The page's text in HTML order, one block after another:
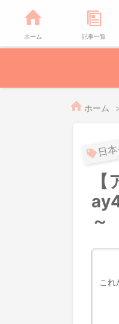
ホーム 記事一覧
～
日
これ